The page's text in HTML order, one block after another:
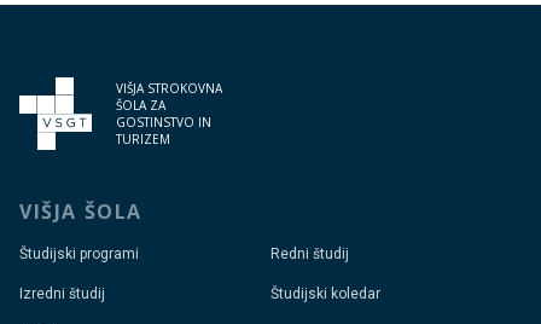
VIŠJA STROKOVNA
ŠOLA ZA
GOSTINSTVO IN
TURIZEM
VIŠJA ŠOLA
Študijski programi Redni študij
Izredni študij Študijski koledar